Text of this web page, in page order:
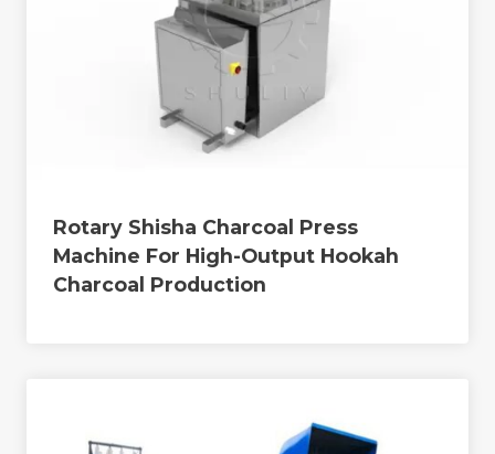
Rotary Shisha Charcoal Press
Machine For High-Output Hookah
Charcoal Production